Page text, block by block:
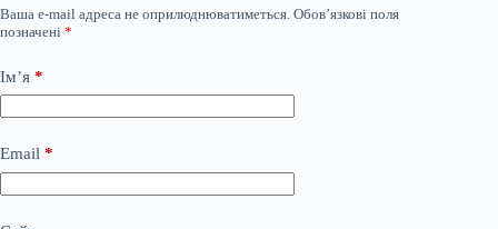
Ваша e-mail адреса не оприлюднюватиметься. Обов’язкові поля
позначені *
Ім’я *
Email *